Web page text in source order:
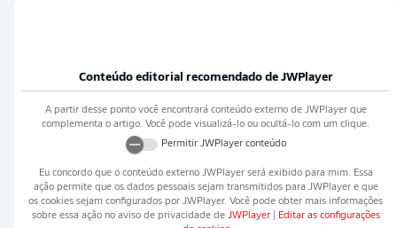
Conteúdo editorial recomendado de JWPlayer
A partir desse ponto você encontrará conteúdo externo de JWPlayerque
complementa o artigo. Você pode visualizá-lo ou ocultá-lo com um clique.
Permitir JWPlayerconteúdo
Eu concordo que o conteúdo externo JWPlayerserá exibido para mim. Essa
ação permite que os dados pessoais sejam transmitidos para JWPlayere que
os cookies sejam configurados por JWPlayer. Você pode obter mais informações
sobre essa ação no aviso de privacidade de JWPlayer
Editar as configurações